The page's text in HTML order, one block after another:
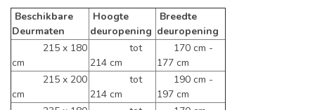
Beschikbare
Deurmaten
Hoogte
deuropening
Breedte
deuropening
215 x 180
cm
tot
214 cm
170 cm -
177 cm
215 x 200
cm
tot
214 cm
190 cm -
197 cm